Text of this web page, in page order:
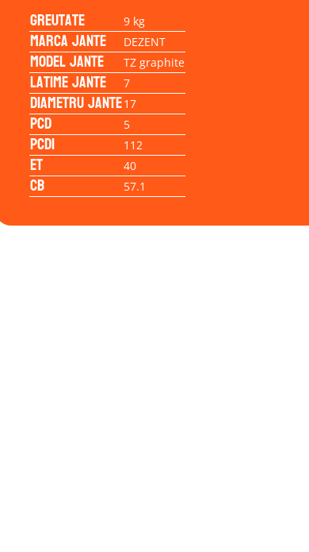
Greutate 9 kg
Marca jante DEZENT
Model jante TZ graphite
Latime jante 7
Diametru jante17
PCD 5
PCD1 112
ET 40
CB 57.1